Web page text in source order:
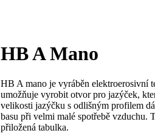
HB A Mano
HB A mano je vyráběn elektroerosivní
umožňuje vyrobit otvor pro jazýček,
velikosti jazýčku s odlišným profilem
basu při velmi malé spotřebě vzduchu.
přiložená tabulka.